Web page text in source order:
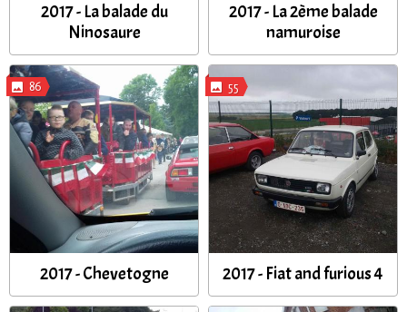
2017 - La balade du
Ninosaure
2017 - La 2ème balade
namuroise
86
2017 - Chevetogne
55
2017 - Fiat and furious 4